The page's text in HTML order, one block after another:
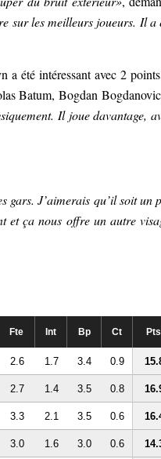
sur les meilleurs joueurs. Il a
été intéressant avec 2
Batum, Bogdan
Il joue davantage,
gars. J’aimerais qu’il soit un
et ça nous offre un autre
Fte Int Bp Ct Pts
2.6 1.7 3.4 0.9
2.7 1.4 3.5 0.8
3.3 2.1 3.5 0.6
3.0 1.6 3.0 0.6